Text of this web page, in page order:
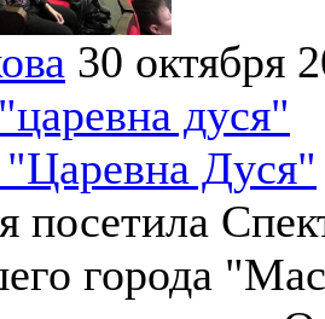
30 октября
дуся"
"Царевна Дуся"
посетила
города